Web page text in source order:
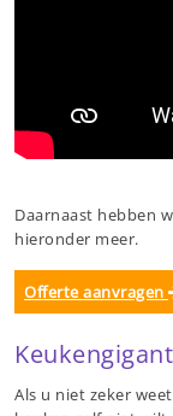
Daarnaast hebben
hieronder meer.
Offerte aanvragen
Als u niet zeker